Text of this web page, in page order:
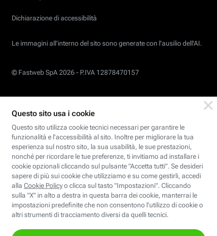
Dichiarazione di accessibilità
Le immagini all’interno del sito sono generate con l'ausilio dell'AI.
© Fastweb SpA 2026 - P.IVA 12878470157